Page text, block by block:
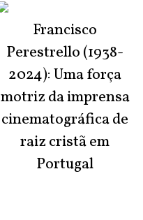
Francisco
Perestrello (1938-
2024): Uma força
motriz da imprensa
cinematográfica de
raiz cristã em
Portugal